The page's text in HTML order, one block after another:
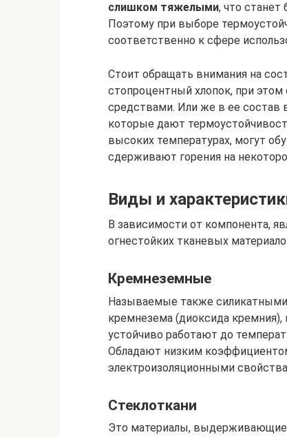
слишком тяжелыми, что
Поэтому при выборе
соответственно к сфере
Стоит обращать внимания на
стопроцентный хлопок, при
средствами. Или же в ее состав
которые дают
высоких температурах, могут
сдерживают горения на
Виды и
В зависимости от компонента,
огнестойких тканевых
Кремнеземные
Называемые также
кремнезема (диоксида кремния),
устойчиво работают до
Обладают низким
электроизоляционными
Стеклоткани
Это материалы, выдерживающие